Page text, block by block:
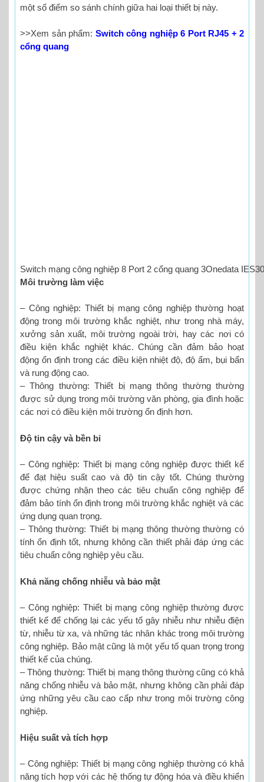
một số điểm so sánh chính giữa hai loại thiết bị này.
>>Xem sản phẩm: Switch công nghiệp 6 Port RJ45 + 2
cổng quang
Switch mạng công nghiệp 8 Port 2 cổng quang 3Onedata
Môi trường làm việc
– Công nghiệp: Thiết bị mạng công nghiệp thường hoạt
động trong môi trường khắc nghiệt, như trong nhà máy,
xưởng sản xuất, môi trường ngoài trời, hay các nơi có
điều kiện khắc nghiệt khác. Chúng cần đảm bảo hoạt
động ổn định trong các điều kiện nhiệt độ, độ ẩm, bụi bẩn
và rung động cao.
– Thông thường: Thiết bị mạng thông thường thường
được sử dụng trong môi trường văn phòng, gia đình hoặc
các nơi có điều kiện môi trường ổn định hơn.
Độ tin cậy và bền bỉ
– Công nghiệp: Thiết bị mạng công nghiệp được thiết kế
để đạt hiệu suất cao và độ tin cậy tốt. Chúng thường
được chứng nhận theo các tiêu chuẩn công nghiệp để
đảm bảo tính ổn định trong môi trường khắc nghiệt và các
ứng dụng quan trọng.
– Thông thường: Thiết bị mạng thông thường thường có
tính ổn định tốt, nhưng không cần thiết phải đáp ứng các
tiêu chuẩn công nghiệp yêu cầu.
Khả năng chống nhiễu và bảo mật
– Công nghiệp: Thiết bị mạng công nghiệp thường được
thiết kế để chống lại các yếu tố gây nhiễu như nhiễu điện
từ, nhiễu từ xa, và những tác nhân khác trong môi trường
công nghiệp. Bảo mật cũng là một yếu tố quan trọng trong
thiết kế của chúng.
– Thông thường: Thiết bị mạng thông thường cũng có khả
năng chống nhiễu và bảo mật, nhưng không cần phải đáp
ứng những yêu cầu cao cấp như trong môi trường công
nghiệp.
Hiệu suất và tích hợp
– Công nghiệp: Thiết bị mạng công nghiệp thường có khả
năng tích hợp với các hệ thống tự động hóa và điều khiển